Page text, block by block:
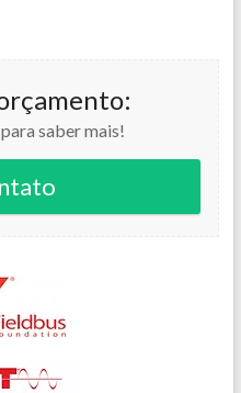
saber mais!